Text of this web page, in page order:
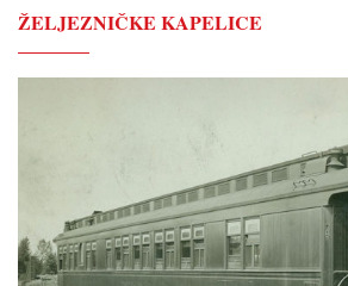
ŽELJEZNIČKE KAPELICE